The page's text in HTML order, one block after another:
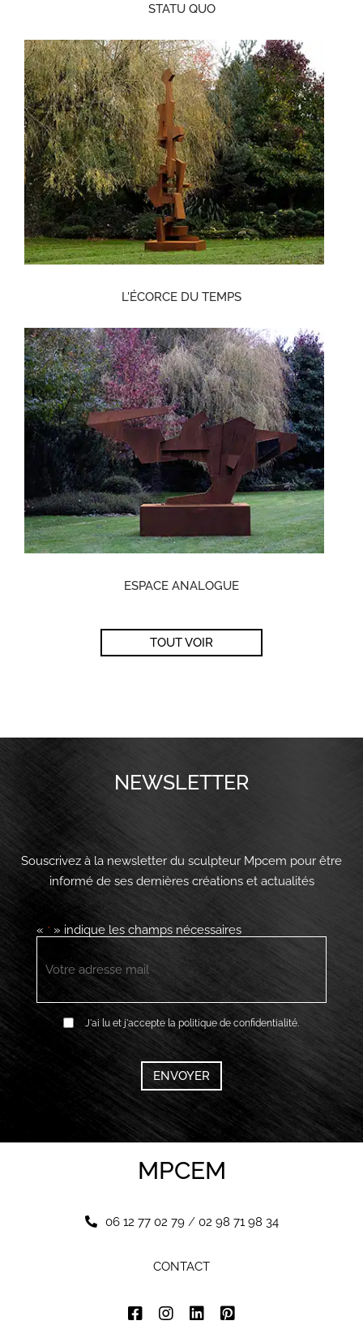
STATU QUO
L'ÉCORCE DU TEMPS
ESPACE ANALOGUE
TOUT VOIR
NEWSLETTER
Souscrivez à la newsletter du sculpteur Mpcem pour être
informé de ses dernières créations et actualités
« *» indique les champs nécessaires
E-
RGPD J'ai lu et j'accepte la politique de confidentialité.
CAPTCHA
MPCEM
06 12 77 02 79/ 02 98 71 98 34
CONTACT